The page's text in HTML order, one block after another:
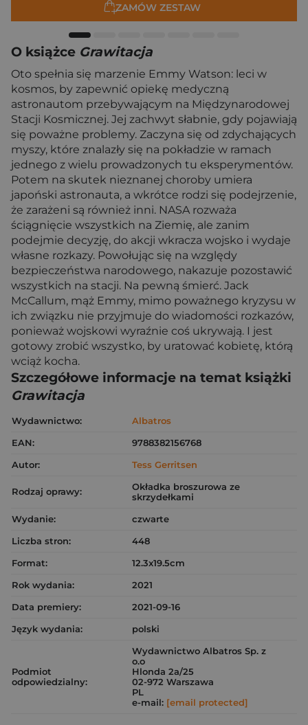
ZAMÓW ZESTAW
O książce Grawitacja
Oto spełnia się marzenie Emmy Watson: leci w
kosmos, by zapewnić opiekę medyczną
astronautom przebywającym na Międzynarodowej
Stacji Kosmicznej. Jej zachwyt słabnie, gdy pojawiają
się poważne problemy. Zaczyna się od zdychających
myszy, które znalazły się na pokładzie w ramach
jednego z wielu prowadzonych tu eksperymentów.
Potem na skutek nieznanej choroby umiera
japoński astronauta, a wkrótce rodzi się podejrzenie,
że zarażeni są również inni. NASA rozważa
ściągnięcie wszystkich na Ziemię, ale zanim
podejmie decyzję, do akcji wkracza wojsko i wydaje
własne rozkazy. Powołując się na względy
bezpieczeństwa narodowego, nakazuje pozostawić
wszystkich na stacji. Na pewną śmierć. Jack
McCallum, mąż Emmy, mimo poważnego kryzysu w
ich związku nie przyjmuje do wiadomości rozkazów,
ponieważ wojskowi wyraźnie coś ukrywają. I jest
gotowy zrobić wszystko, by uratować kobietę, którą
wciąż kocha.
Szczegółowe informacje na temat książki
Grawitacja
Wydawnictwo:
Albatros
EAN:
9788382156768
Autor:
Tess Gerritsen
Rodzaj oprawy:
Okładka broszurowa ze
skrzydełkami
Wydanie:
czwarte
Liczba stron:
448
Format:
12.3x19.5cm
Rok wydania:
2021
Data premiery:
2021-09-16
Język wydania:
polski
Podmiot
odpowiedzialny:
Wydawnictwo Albatros Sp. z
o.o
Hlonda 2a/25
02-972 Warszawa
PL
e-mail: [email protected]